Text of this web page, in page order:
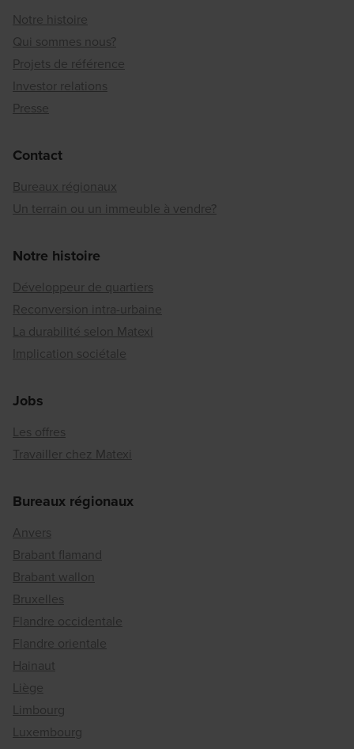
Notre histoire
Qui sommes nous?
Projets de référence
Investor relations
Presse
Contact
Bureaux régionaux
Un terrain ou un immeuble à vendre?
Notre histoire
Développeur de quartiers
Reconversion intra-urbaine
La durabilité selon Matexi
Implication sociétale
Jobs
Les offres
Travailler chez Matexi
Bureaux régionaux
Anvers
Brabant flamand
Brabant wallon
Bruxelles
Flandre occidentale
Flandre orientale
Hainaut
Liège
Limbourg
Luxembourg